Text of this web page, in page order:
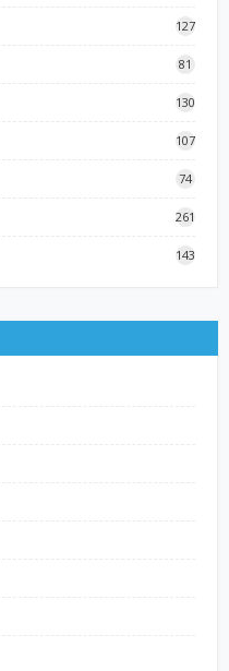
127
81
130
107
74
261
143